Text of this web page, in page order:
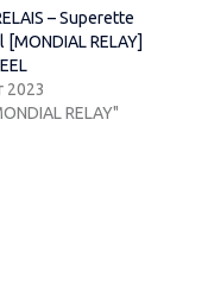
– Superette
RELAY]
2023
RELAY"